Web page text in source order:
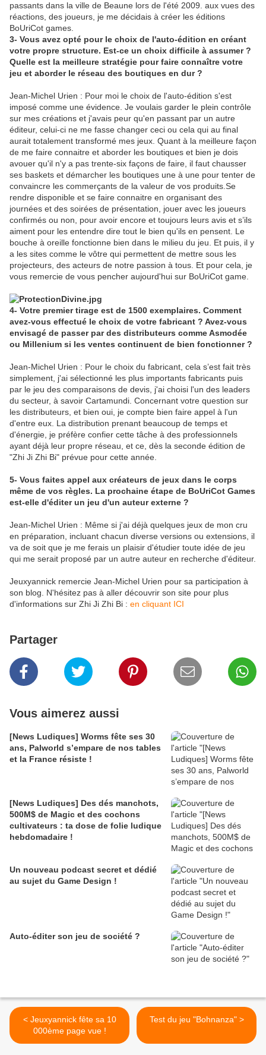
passants dans la ville de Beaune lors de l'été 2009. aux vues des
réactions, des joueurs, je me décidais à créer les éditions
BoUriCot games.
3- Vous avez opté pour le choix de l'auto-édition en créant
votre propre structure. Est-ce un choix difficile à assumer ?
Quelle est la meilleure stratégie pour faire connaître votre
jeu et aborder le réseau des boutiques en dur ?
Jean-Michel Urien : Pour moi le choix de l'auto-édition s'est
imposé comme une évidence. Je voulais garder le plein contrôle
sur mes créations et j'avais peur qu'en passant par un autre
éditeur, celui-ci ne me fasse changer ceci ou cela qui au final
aurait totalement transformé mes jeux. Quant à la meilleure façon
de me faire connaitre et aborder les boutiques et bien je dois
avouer qu'il n'y a pas trente-six façons de faire, il faut chausser
ses baskets et démarcher les boutiques une à une pour tenter de
convaincre les commerçants de la valeur de vos produits.Se
rendre disponible et se faire connaitre en organisant des
journées et des soirées de présentation, jouer avec les joueurs
confirmés ou non, pour avoir encore et toujours leurs avis et s’ils
aiment pour les entendre dire tout le bien qu'ils en pensent. Le
bouche à oreille fonctionne bien dans le milieu du jeu. Et puis, il y
a les sites comme le vôtre qui permettent de mettre sous les
projecteurs, des acteurs de notre passion à tous. Et pour cela, je
vous remercie de vous pencher aujourd'hui sur BoUriCot game.
4- Votre premier tirage est de 1500 exemplaires. Comment
avez-vous effectué le choix de votre fabricant ? Avez-vous
envisagé de passer par des distributeurs comme Asmodée
ou Millenium si les ventes continuent de bien fonctionner ?
Jean-Michel Urien : Pour le choix du fabricant, cela s’est fait très
simplement, j'ai sélectionné les plus importants fabricants puis
par le jeu des comparaisons de devis, j'ai choisi l'un des leaders
du secteur, à savoir Cartamundi. Concernant votre question sur
les distributeurs, et bien oui, je compte bien faire appel à l'un
d'entre eux. La distribution prenant beaucoup de temps et
d'énergie, je préfère confier cette tâche à des professionnels
ayant déjà leur propre réseau, et ce, dès la seconde édition de
"Zhi Ji Zhi Bi" prévue pour cette année.
5- Vous faites appel aux créateurs de jeux dans le corps
même de vos règles. La prochaine étape de BoUriCot Games
est-elle d'éditer un jeu d'un auteur externe ?
Jean-Michel Urien : Même si j'ai déjà quelques jeux de mon cru
en préparation, incluant chacun diverse versions ou extensions, il
va de soit que je me ferais un plaisir d'étudier toute idée de jeu
qui me serait proposé par un autre auteur en recherche d'éditeur.
Jeuxyannick remercie Jean-Michel Urien pour sa participation à
son blog. N'hésitez pas à aller découvrir son site pour plus
d'informations sur Zhi Ji Zhi Bi : en cliquant ICI
Partager
Vous aimerez aussi
[News Ludiques] Worms fête ses 30
ans, Palworld s’empare de nos tables
et la France résiste !
[News Ludiques] Des dés manchots,
500M$ de Magic et des cochons
cultivateurs : ta dose de folie ludique
hebdomadaire !
Un nouveau podcast secret et dédié
au sujet du Game Design !
Auto-éditer son jeu de société ?
< Jeuxyannick fête sa 10
000ème page vue !
Test du jeu "Bohnanza" >